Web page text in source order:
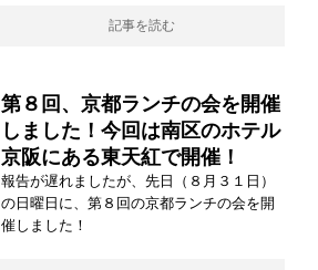
記事を読む
第８回、京都ランチの会を開催
しました！今回は南区のホテル
京阪にある東天紅で開催！
報告が遅れましたが、先日（８月３１日）
の日曜日に、第８回の京都ランチの会を開
催しました！